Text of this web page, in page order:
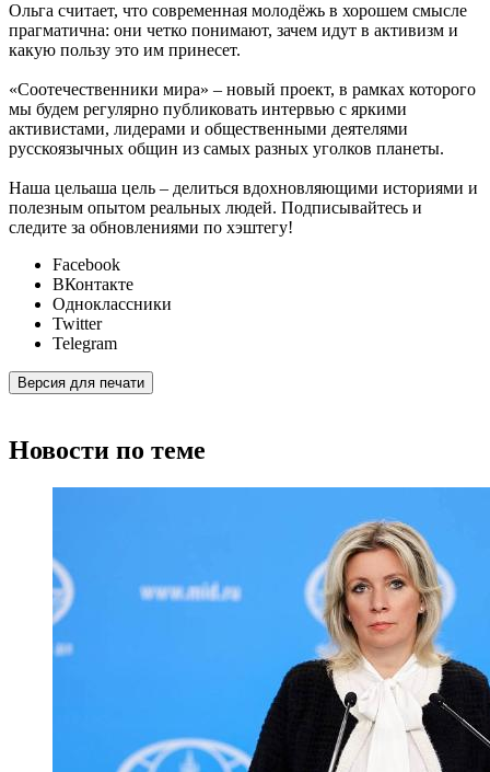
Ольга считает, что современная молодёжь в хорошем смысле
прагматична: они четко понимают, зачем идут в активизм и
какую пользу это им принесет.
«Соотечественники мира» – новый проект, в рамках которого
мы будем регулярно публиковать интервью с яркими
активистами, лидерами и общественными деятелями
русскоязычных общин из самых разных уголков планеты.
Наша цельаша цель – делиться вдохновляющими историями и
полезным опытом реальных людей. Подписывайтесь и
следите за обновлениями по хэштегу!
Facebook
ВКонтакте
Одноклассники
Twitter
Telegram
Версия для печати
Новости по теме